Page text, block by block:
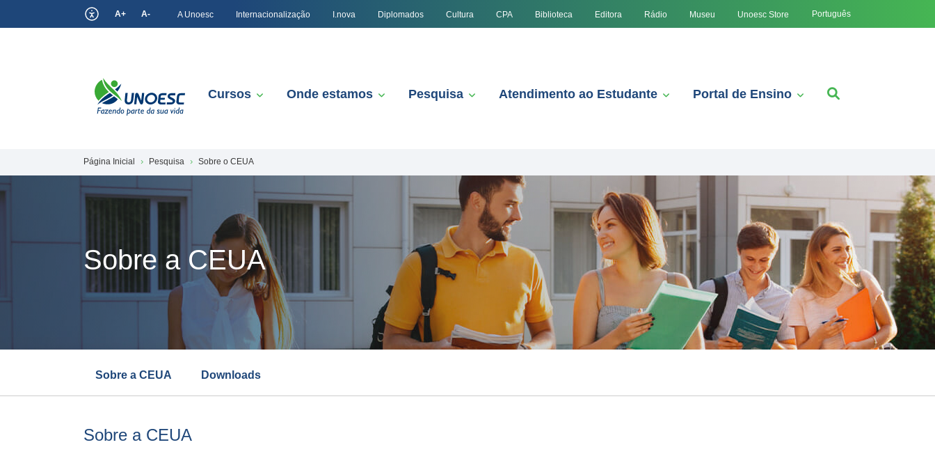
A+ A- A Unoesc Internacionalização I.nova Diplomados Cultura CPA Biblioteca Editora Rádio Museu Unoesc Store Português
Cursos Onde estamos Pesquisa Atendimento ao Estudante Portal de Ensino
Página Inicial Pesquisa Sobre o CEUA
Sobre a CEUA
Sobre a CEUA Downloads
Sobre a CEUA